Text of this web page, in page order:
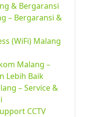
& Bergaransi
– Bergaransi &
(WiFi) Malang
Malang –
Lebih Baik
– Service &
CCTV